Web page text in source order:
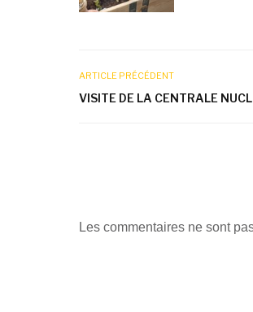
ARTICLE PRÉCÉDENT
VISITE DE LA CENTRALE
Les commentaires ne sont